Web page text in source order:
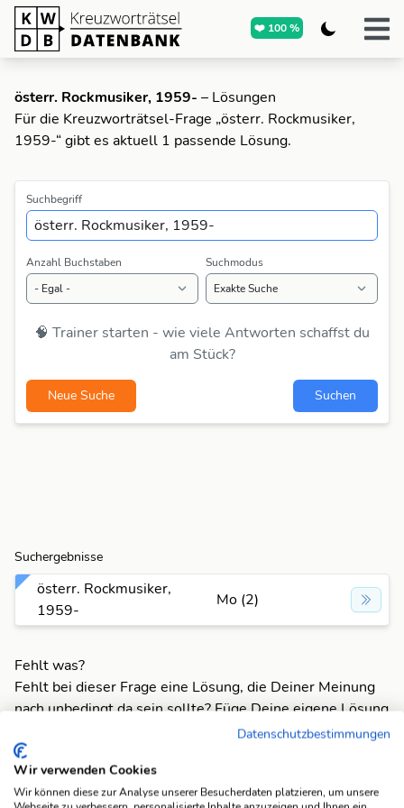
❤️ 100 %
österr. Rockmusiker, 1959- – Lösungen
Für die Kreuzworträtsel-Frage „österr. Rockmusiker,
1959-“ gibt es aktuell 1 passende Lösung.
Suchbegriff
Anzahl Buchstaben Suchmodus
🧠 Trainer starten - wie viele Antworten schaffst du
am Stück?
Neue Suche Suchen
Suchergebnisse
österr. Rockmusiker,
1959-
Mo (2)
Fehlt was?
Fehlt bei dieser Frage eine Lösung, die Deiner Meinung
nach unbedingt da sein sollte? Füge Deine eigene Lösung
hinzu und bereichere unsere Datenbank!
Mach mit und registriere dich!
Datenschutzbestimmungen
Wir verwenden Cookies
Wir können diese zur Analyse unserer Besucherdaten platzieren, um unsere